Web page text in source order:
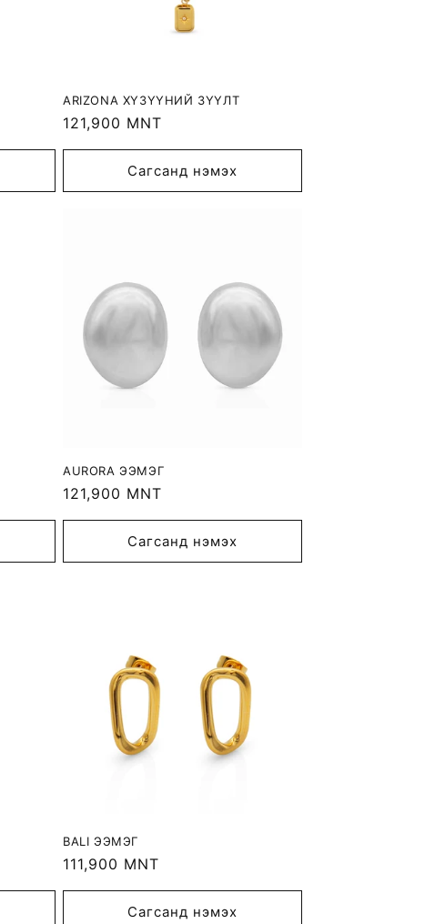
ARIZONA ХҮЗҮҮНИЙ ЗҮҮЛТ
Regular
price
121,900 MNT
Сагсанд нэмэх
AURORA ЭЭМЭГ
Regular
price
121,900 MNT
Сагсанд нэмэх
BALI ЭЭМЭГ
Regular
price
111,900 MNT
Сагсанд нэмэх